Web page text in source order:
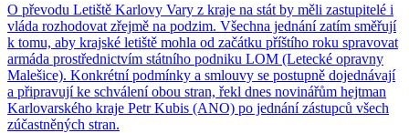
O převodu Letiště Karlovy Vary z kraje na stát by měli zastupitelé i
vláda rozhodovat zřejmě na podzim. Všechna jednání zatím směřují
k tomu, aby krajské letiště mohla od začátku příštího roku spravovat
armáda prostřednictvím státního podniku LOM (Letecké opravny
Malešice). Konkrétní podmínky a smlouvy se postupně dojednávají
a připravují ke schválení obou stran, řekl dnes novinářům hejtman
Karlovarského kraje Petr Kubis (ANO) po jednání zástupců všech
zúčastněných stran.